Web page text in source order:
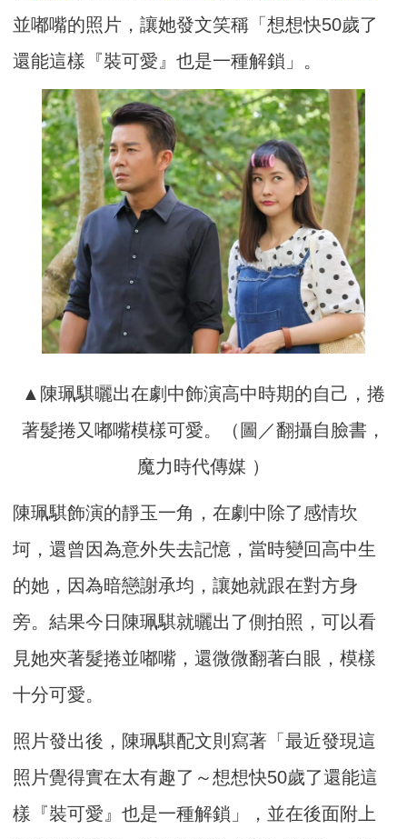
並嘟嘴的照片，讓她發文笑稱「想想快50歲了
還能這樣『裝可愛』也是一種解鎖」。
▲陳珮騏曬出在劇中飾演高中時期的自己，捲
著髮捲又嘟嘴模樣可愛。（圖／翻攝自臉書，
魔力時代傳媒 ）
陳珮騏飾演的靜玉一角，在劇中除了感情坎
坷，還曾因為意外失去記憶，當時變回高中生
的她，因為暗戀謝承均，讓她就跟在對方身
旁。結果今日陳珮騏就曬出了側拍照，可以看
見她夾著髮捲並嘟嘴，還微微翻著白眼，模樣
十分可愛。
照片發出後，陳珮騏配文則寫著「最近發現這
照片覺得實在太有趣了～想想快50歲了還能這
樣『裝可愛』也是一種解鎖」，並在後面附上